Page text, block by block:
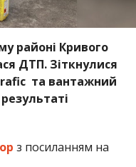
районі Кривого
ДТП. Зіткнулися
та вантажний
з посиланням на